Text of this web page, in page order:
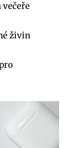
večeře
živin